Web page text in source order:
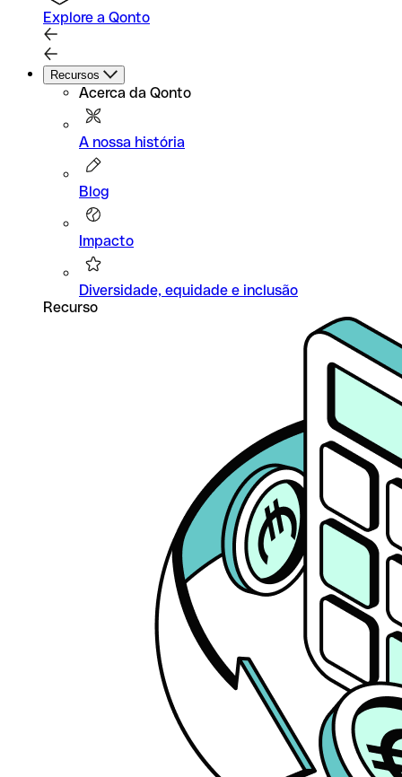
Explore a Qonto
Recursos
Acerca da Qonto
A nossa história
Blog
Impacto
Diversidade, equidade e inclusão
Recurso